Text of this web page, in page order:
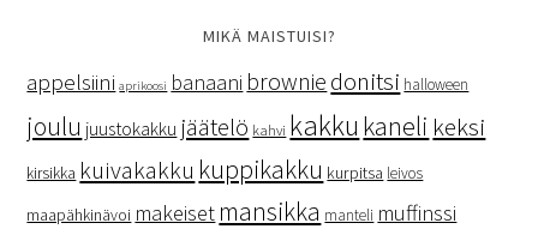
MIKÄ MAISTUISI?
appelsiini aprikoosi banaani brownie donitsi halloween
joulu juustokakku jäätelö kahvi kakku kaneli keksi
kirsikka kuivakakku kuppikakku kurpitsa leivos
maapähkinävoi makeiset mansikka manteli muffinssi